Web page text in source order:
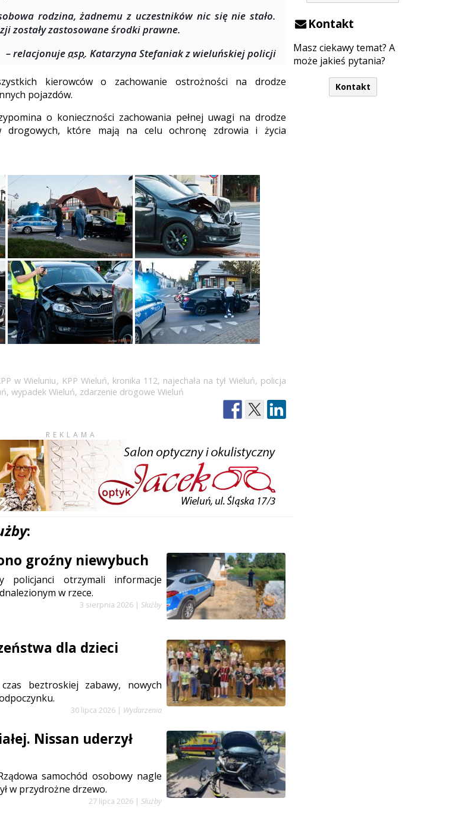
Kontakt
Masz ciekawy temat? A
może jakieś pytania?
Kontakt
rodzina, żadnemu z uczestników nic się nie stało.
zostały zastosowane środki prawne.
– relacjonujeasp. Katarzyna Stefaniak z wieluńskiej policji
kierowców o zachowanie ostrożności na drodze
pojazdów.
o konieczności zachowania pełnej uwagi na drodze
drogowych, które mają na celu ochronę zdrowia i życia
w Wieluniu, KPP Wieluń, kronika 112, najechała na tył Wieluń, policja
, wypadek Wieluń, zdarzenie drogowe Wieluń
REKLAMA
:
groźny niewybuch
policjanci otrzymali informacje
w rzece.
3 sierpnia 2026 | Służby
dla dzieci
beztroskiej zabawy, nowych
30 lipca 2026 | Wydarzenia
Nissan uderzył
samochód osobowy nagle
w przydrożne drzewo.
27 lipca 2026 | Służby